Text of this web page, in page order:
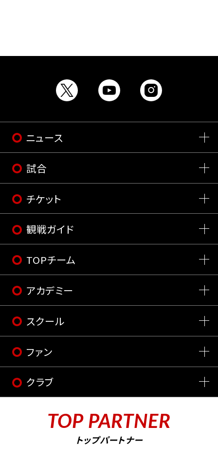
ニュース
試合
チケット
観戦ガイド
TOPチーム
アカデミー
スクール
ファン
クラブ
TOP PARTNER
トップパートナー